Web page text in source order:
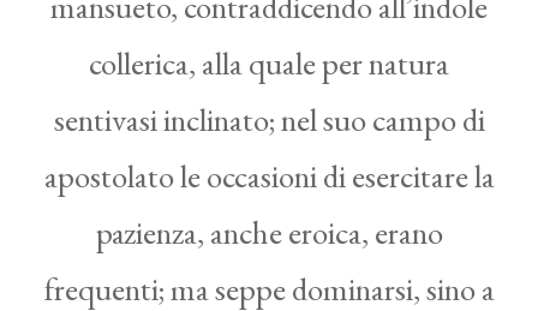
collerica, alla quale per natura
sentivasi inclinato; nel suo campo di
apostolato le occasioni di esercitare la
pazienza, anche eroica, erano
frequenti; ma seppe dominarsi, sino a